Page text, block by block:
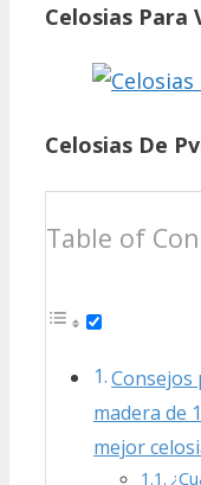
Celosias Para
Celosias De
Table of
Consejos
madera de
mejor